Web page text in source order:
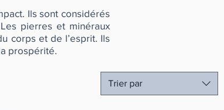
Ils sont considérés
pierres et minéraux
corps et de l’esprit. Ils
prospérité.
Trier par